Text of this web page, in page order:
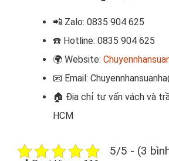
📲 Zalo: 0835 904 625
☎️ Hotline: 0835 904 625
🌍 Website:
📧 Email:
🏠 Địa chỉ tư vấn vách và
HCM
5/5 - (3